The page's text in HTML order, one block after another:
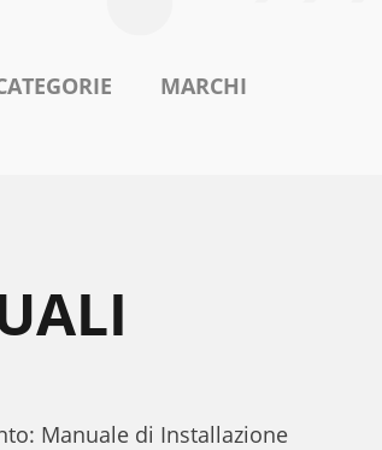
MARCHI
Manuale di Installazione